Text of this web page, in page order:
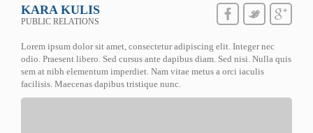
KARA KULIS
PUBLIC RELATIONS
Lorem ipsum dolor sit amet, consectetur adipiscing elit. Integer nec
odio. Praesent libero. Sed cursus ante dapibus diam. Sed nisi. Nulla quis
sem at nibh elementum imperdiet. Nam vitae metus a orci iaculis
facilisis. Maecenas dapibus tristique nunc.